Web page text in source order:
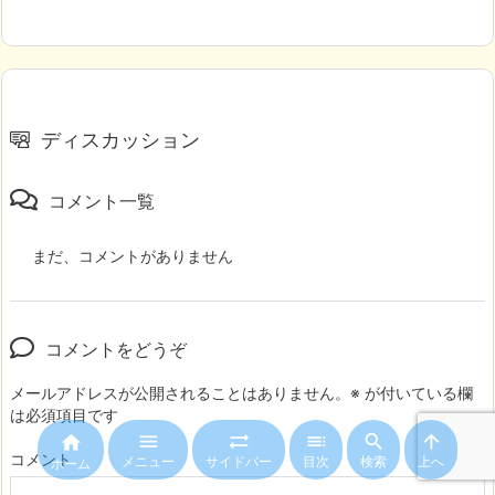
ディスカッション
コメント一覧
まだ、コメントがありません
コメントをどうぞ
メールアドレスが公開されることはありません。 ※ が付いている欄
は必須項目です
コメント

ホーム

メニュー

サイドバー

目次

検索

上へ